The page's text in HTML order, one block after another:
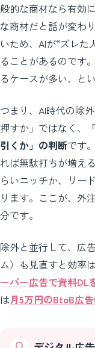
般的な商材なら有効
な商材だと話が変わ
いため、AIが“ズレ
ることがあるのです
るケースが多い、と
つまり、AI時代の除
押すか」ではなく、
引くか」の判断です
れば無駄打ちが増え
らいニッチか、リー
ります。ここが、外
分です。
除外と並行して、広
ム）も見直すと効率
ーパー広告で資料DL
は月5万円のBtoB広